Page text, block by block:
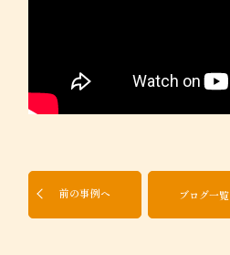
前の事例へ ブログ一覧